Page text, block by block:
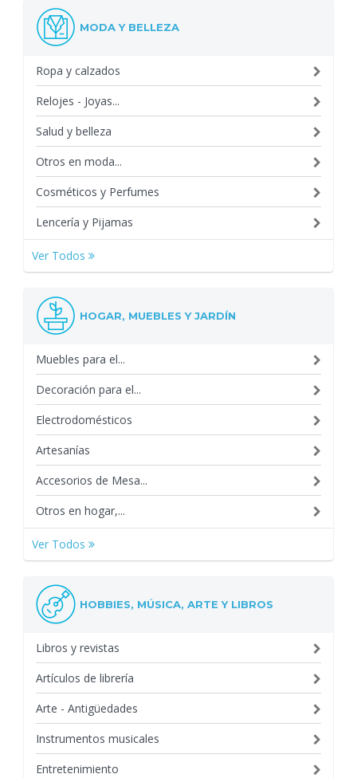
MODA Y BELLEZA
Ropa y calzados
Relojes - Joyas...
Salud y belleza
Otros en moda...
Cosméticos y Perfumes
Lencería y Pijamas
Ver Todos
HOGAR, MUEBLES Y JARDÍN
Muebles para el...
Decoración para el...
Electrodomésticos
Artesanías
Accesorios de Mesa...
Otros en hogar,...
Ver Todos
HOBBIES, MÚSICA, ARTE Y LIBROS
Libros y revistas
Artículos de librería
Arte - Antigüedades
Instrumentos musicales
Entretenimiento